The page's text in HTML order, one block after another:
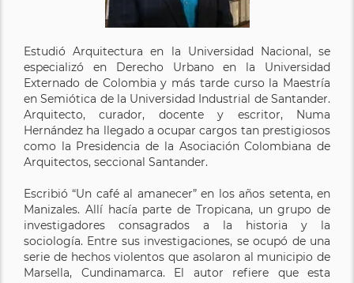
Estudió Arquitectura en la Universidad Nacional, se
especializó en Derecho Urbano en la Universidad
Externado de Colombia y más tarde curso la Maestría
en Semiótica de la Universidad Industrial de Santander.
Arquitecto, curador, docente y escritor, Numa
Hernández ha llegado a ocupar cargos tan prestigiosos
como la Presidencia de la Asociación Colombiana de
Arquitectos, seccional Santander.
Escribió “Un café al amanecer” en los años setenta, en
Manizales. Allí hacía parte de Tropicana, un grupo de
investigadores consagrados a la historia y la
sociología. Entre sus investigaciones, se ocupó de una
serie de hechos violentos que asolaron al municipio de
Marsella, Cundinamarca. El autor refiere que esta